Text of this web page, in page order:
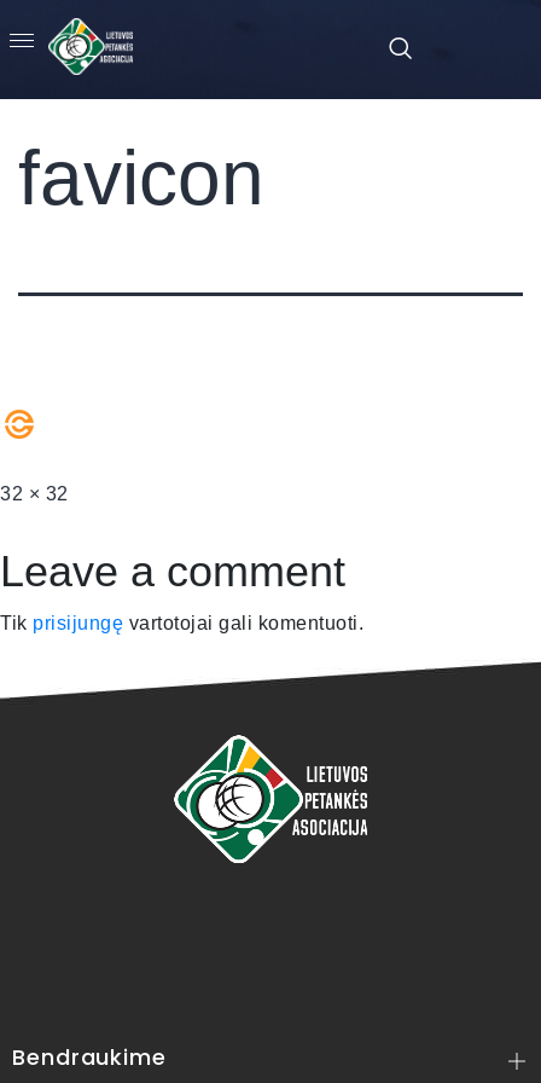
favicon
32 × 32
Leave a comment
Tik prisijungę vartotojai gali komentuoti.
Bendraukime